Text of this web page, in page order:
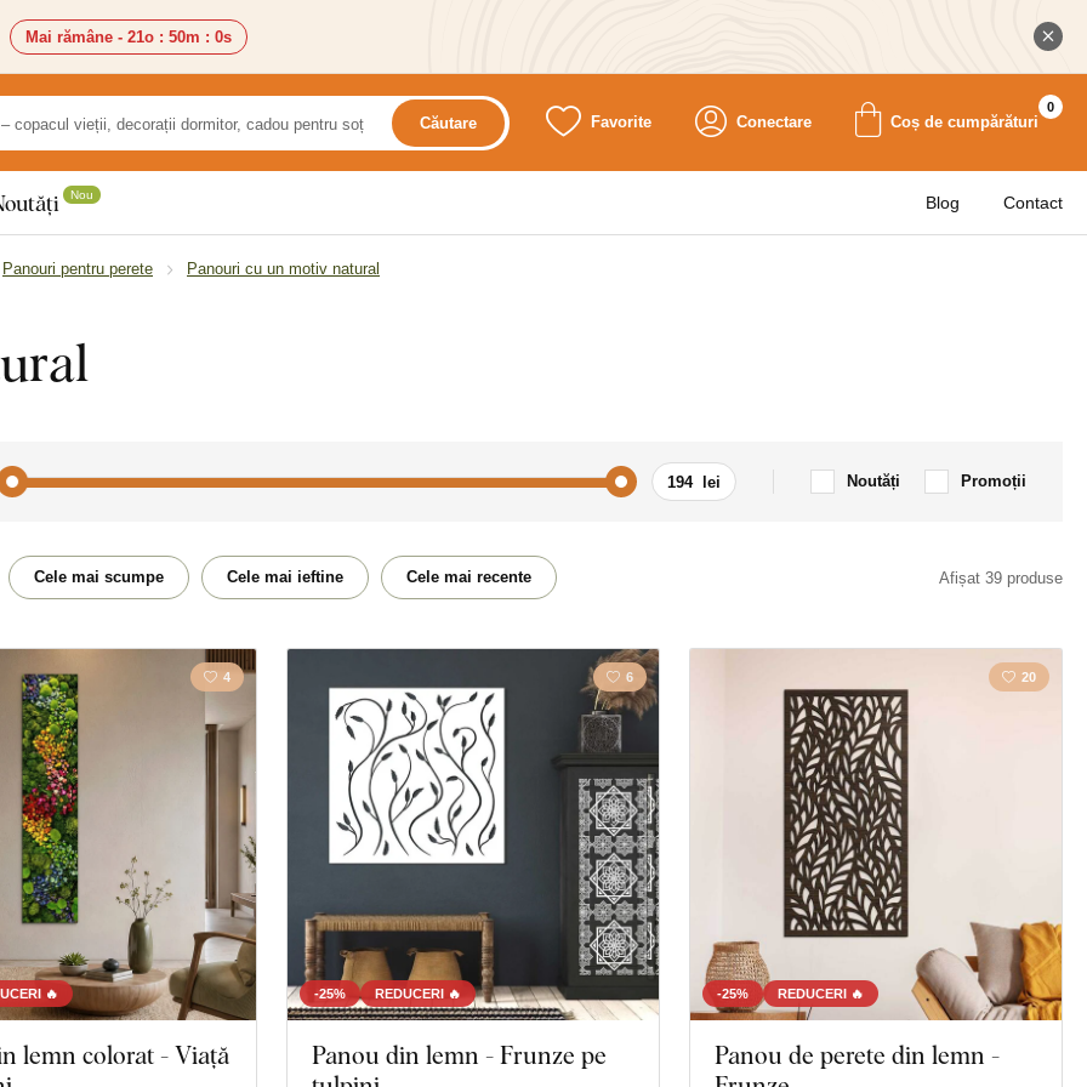
Mai rămâne - 21o : 49m : 58s
Căutare Favorite Conectare Coș de cumpărături
0
Nou Blog Contact
Panouri pentru perete Panouri cu un motiv natural
Noutăți Promoții
Țară Bucătărie
Cele mai scumpe Cele mai ieftine Cele mai recente Afișat 39 produse
🔥
4
lemn colorat - Viață
-25% REDUCERI 🔥
6
Panou din lemn - Frunze pe
-25% REDUCERI 🔥
20
Panou de perete din lemn -